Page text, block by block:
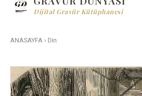
Dijital Gravür Kütüphanesi
ANASAYFA › Din